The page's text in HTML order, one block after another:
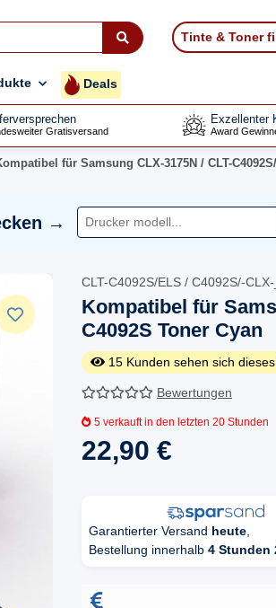
Tinte & Toner
Deals
Gratisversand
Exzellenter
Award
für Samsung CLX-3175N / CLT-
→
CLT-C4092S/ELS / C4092S/-
Kompatibel für
C4092S Toner Cyan
15 Kunden sehen sich
Bewertungen
5 verkauft in den letzten 20 Stunden
22,90 €
Garantierter Versand heute,
Bestellung innerhalb 4 Stunden